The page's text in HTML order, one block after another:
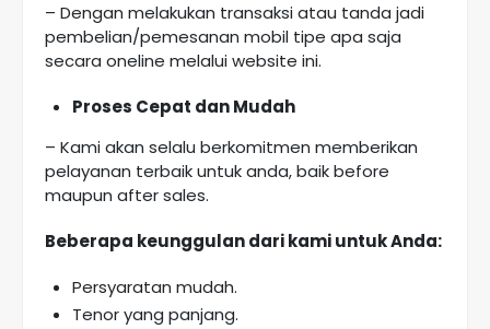
– Dengan melakukan transaksi atau tanda jadi
pembelian/pemesanan mobil tipe apa saja
secara oneline melalui website ini.
Proses Cepat dan Mudah
– Kami akan selalu berkomitmen memberikan
pelayanan terbaik untuk anda, baik before
maupun after sales.
Beberapa keunggulan dari kami untuk Anda:
Persyaratan mudah.
Tenor yang panjang.